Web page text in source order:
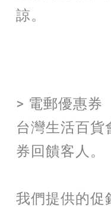
諒。
> 電郵優惠券
台灣生活百貨
券回饋客人。
我們提供的促